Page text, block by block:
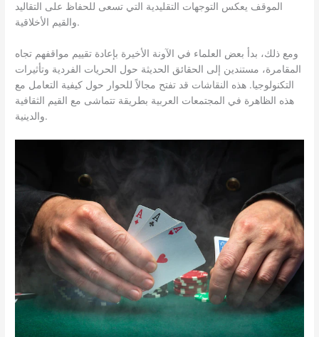
الموقف يعكس التوجهات التقليدية التي تسعى للحفاظ على التقاليد
والقيم الأخلاقية.
ومع ذلك، بدأ بعض العلماء في الآونة الأخيرة بإعادة تقييم مواقفهم تجاه
المقامرة، مستندين إلى الحقائق الحديثة حول الحريات الفردية وتأثيرات
التكنولوجيا. هذه النقاشات قد تفتح مجالاً للحوار حول كيفية التعامل مع
هذه الظاهرة في المجتمعات العربية بطريقة تتماشى مع القيم الثقافية
والدينية.